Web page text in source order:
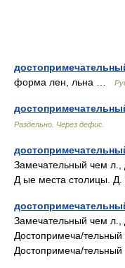
форма лен, льна …
Раздельно. Через дефис.
Замечательный чем л.,
Д ые места столицы.
Замечательный чем л.,
Достопримеча/
Достопримеча/